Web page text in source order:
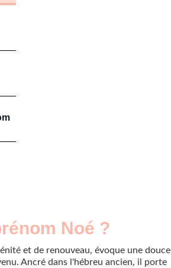
Noé ?
et de renouveau, évoque une douce
Ancré dans l'hébreu ancien, il porte